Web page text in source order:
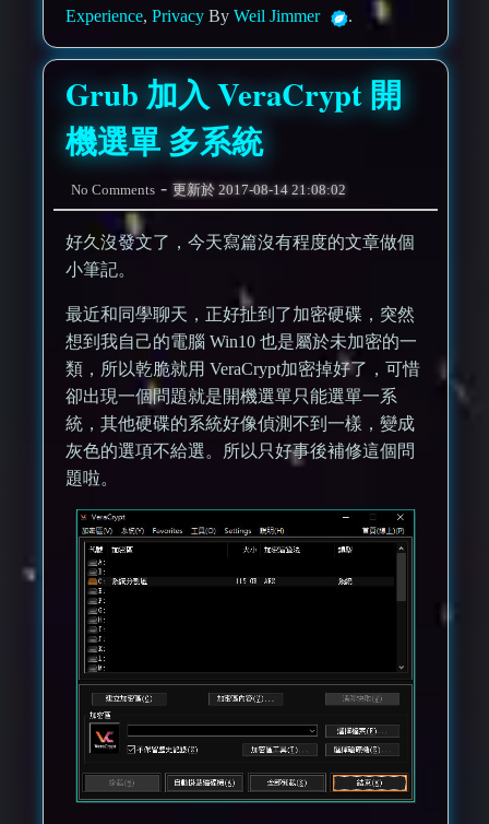
Experience,Privacy ByWeil Jimmer .
Grub 加入 VeraCrypt 開
機選單 多系統
No Comments -更新於2017-08-14 21:08:02
好久沒發文了，今天寫篇沒有程度的文章做個
小筆記。
最近和同學聊天，正好扯到了加密硬碟，突然
想到我自己的電腦 Win10 也是屬於未加密的一
類，所以乾脆就用 VeraCrypt加密掉好了，可惜
卻出現一個問題就是開機選單只能選單一系
統，其他硬碟的系統好像偵測不到一樣，變成
灰色的選項不給選。所以只好事後補修這個問
題啦。